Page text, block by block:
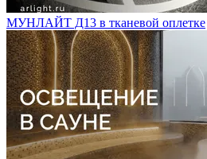
МУНЛАЙТ Д13 в тканевой оплетке